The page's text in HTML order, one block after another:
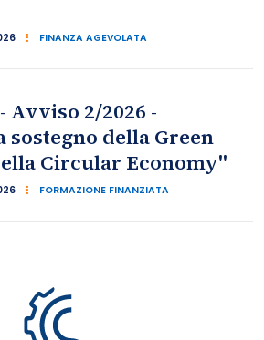
FINANZA AGEVOLATA
Avviso 2/2026 -
sostegno della Green
Circular Economy"
FORMAZIONE FINANZIATA